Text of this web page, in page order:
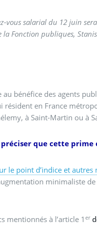
salarial du 12 juin
Fonction publiques,
bénéfice des agents
en France
à Saint-Martin ou à
que cette prime
le point d’indice et
minimaliste
mentionnés à l’article 1er